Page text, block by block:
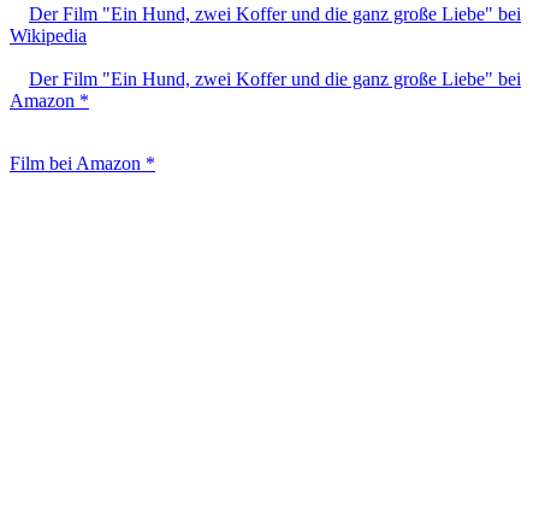
Der Film "Ein Hund, zwei Koffer und die ganz große Liebe" bei
Wikipedia
Der Film "Ein Hund, zwei Koffer und die ganz große Liebe" bei
Amazon *
Film bei Amazon *